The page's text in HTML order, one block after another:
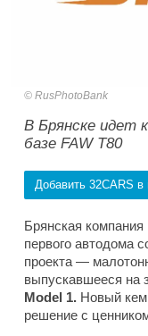
RusPhotoBank
В Брянске идет
базе FAW T80
Добавить 32CARS в
Брянская компания
первого автодома
проекта —
выпускавшееся на
Model 1. Новый
решение с